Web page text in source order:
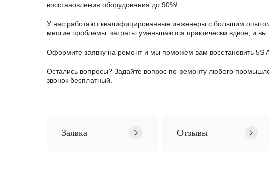
восстановления оборудования до 90%!
У нас работают квалифицированные инженеры с большим
многие проблемы: затраты уменьшаются практически вдвое, и вы
Оформите заявку на ремонт и мы поможем вам восстановить 5S
Остались вопросы? Задайте вопрос по ремонту любого
звонок бесплатный.
Заявка Отзывы